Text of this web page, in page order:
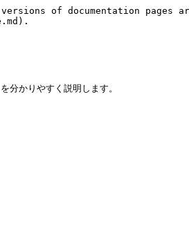
of documentation pages